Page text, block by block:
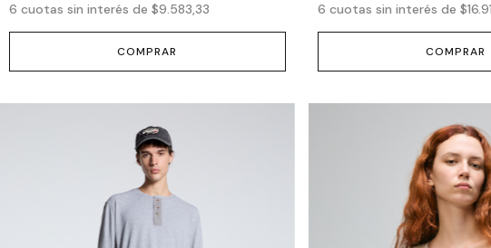
6 cuotas sin interés de $9.583,33
COMPRAR
6 cuotas sin interés de
COMPRAR